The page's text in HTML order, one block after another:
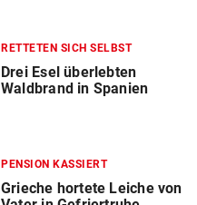
RETTETEN SICH SELBST
Drei Esel überlebten
Waldbrand in Spanien
PENSION KASSIERT
Grieche hortete Leiche von